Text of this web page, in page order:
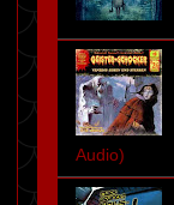
Audio)